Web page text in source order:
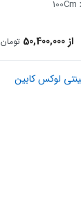
از 50,400,000 تومان